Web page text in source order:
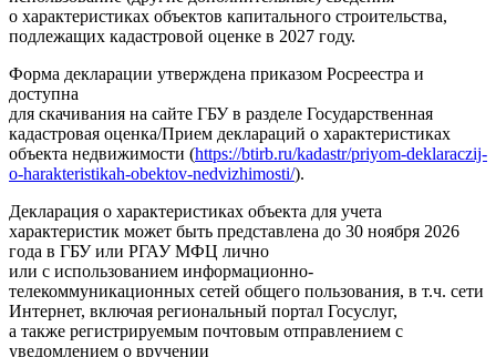
о характеристиках объектов капитального строительства,
подлежащих кадастровой оценке в 2027 году.
Форма декларации утверждена приказом Росреестра и
доступна
для скачивания на сайте ГБУ в разделе Государственная
кадастровая оценка/Прием деклараций о характеристиках
объекта недвижимости (https://btirb.ru/kadastr/priyom-deklaraczij-
o-harakteristikah-obektov-nedvizhimosti/).
Декларация о характеристиках объекта для учета
характеристик может быть представлена до 30 ноября 2026
года в ГБУ или РГАУ МФЦ лично
или с использованием информационно-
телекоммуникационных сетей общего пользования, в т.ч. сети
Интернет, включая региональный портал Госуслуг,
а также регистрируемым почтовым отправлением с
уведомлением о вручении